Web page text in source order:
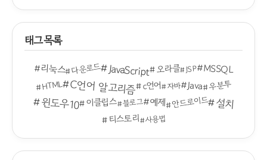
태그목록
리눅스 다운로드 JavaScript 오라클 JSP MSSQL
HTML C언어 알고리즘 c언어 자바 Java 우분투
윈도우10 이클립스 블로그 예제 안드로이드 설치
티스토리 사용법